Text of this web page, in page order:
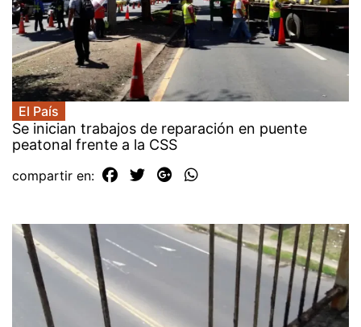
El País
Se inician trabajos de reparación en puente
peatonal frente a la CSS
compartir en: